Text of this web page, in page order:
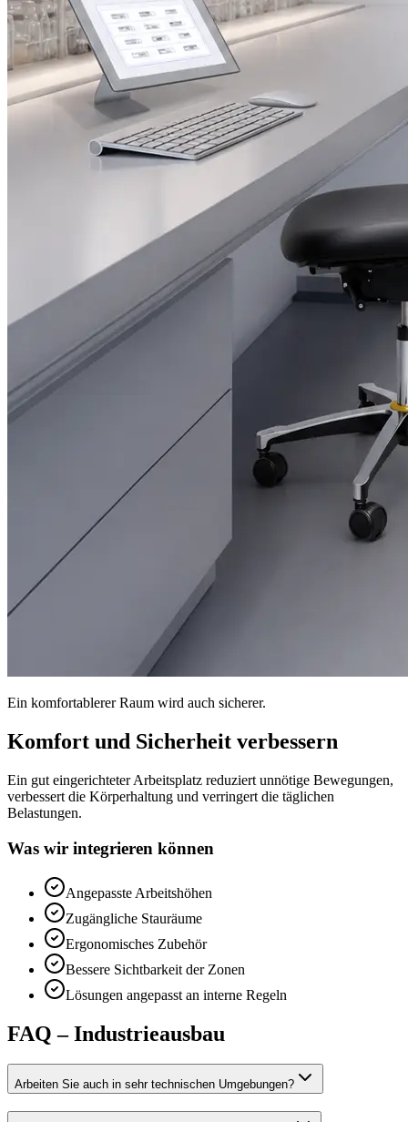
Ein komfortablerer Raum wird auch sicherer.
Komfort und Sicherheit verbessern
Ein gut eingerichteter Arbeitsplatz reduziert unnötige Bewegungen,
verbessert die Körperhaltung und verringert die täglichen
Belastungen.
Was wir integrieren können
Angepasste Arbeitshöhen
Zugängliche Stauräume
Ergonomisches Zubehör
Bessere Sichtbarkeit der Zonen
Lösungen angepasst an interne Regeln
FAQ – Industrieausbau
Arbeiten Sie auch in sehr technischen Umgebungen?